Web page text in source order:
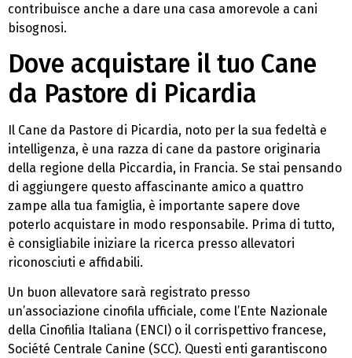
contribuisce anche a dare una casa amorevole a cani
bisognosi.
Dove acquistare il tuo Cane
da Pastore di Picardia
Il Cane da Pastore di Picardia, noto per la sua fedeltà e
intelligenza, è una razza di cane da pastore originaria
della regione della Piccardia, in Francia. Se stai pensando
di aggiungere questo affascinante amico a quattro
zampe alla tua famiglia, è importante sapere dove
poterlo acquistare in modo responsabile. Prima di tutto,
è consigliabile iniziare la ricerca presso allevatori
riconosciuti e affidabili.
Un buon allevatore sarà registrato presso
un’associazione cinofila ufficiale, come l’Ente Nazionale
della Cinofilia Italiana (ENCI) o il corrispettivo francese,
Société Centrale Canine (SCC). Questi enti garantiscono